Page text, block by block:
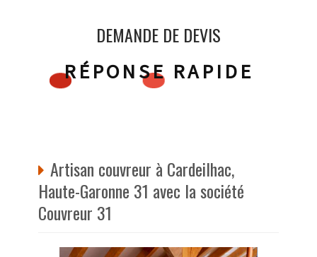
DEMANDE DE DEVIS
RÉPONSE RAPIDE
Artisan couvreur à Cardeilhac,
Haute-Garonne 31 avec la société
Couvreur 31